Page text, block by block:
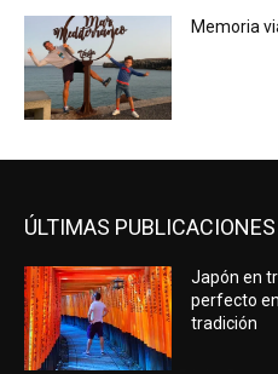
Memoria
ÚLTIMAS PUBLICACIONES
Japón en
perfecto
tradición